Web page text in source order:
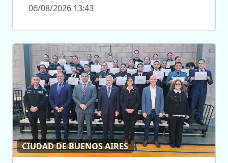
06/08/2026 13:43
CIUDAD DE BUENOS AIRES